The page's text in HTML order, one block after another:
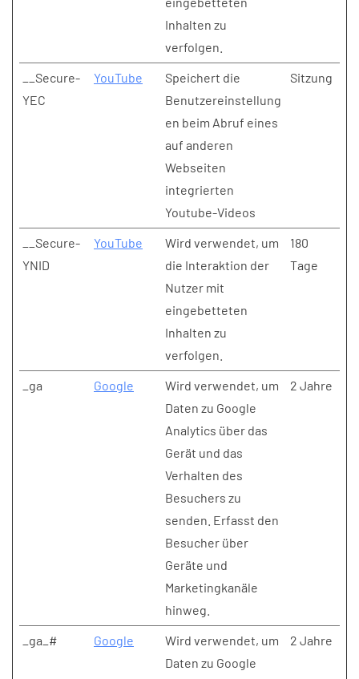
Inhalten zu
verfolgen.
__Secure-
YEC
YouTube
Speichert die
Benutzereinstellung
en beim Abruf eines
auf anderen
Webseiten
integrierten
Youtube-Videos
Sitzung
__Secure-
YNID
YouTube
Wird verwendet, um
die Interaktion der
Nutzer mit
eingebetteten
Inhalten zu
verfolgen.
180
Tage
_ga Google
Wird verwendet, um
Daten zu Google
Analytics über das
Gerät und das
Verhalten des
Besuchers zu
senden. Erfasst den
Besucher über
Geräte und
Marketingkanäle
hinweg.
2 Jahre
_ga_# Google
Wird verwendet, um
Daten zu Google
2 Jahre